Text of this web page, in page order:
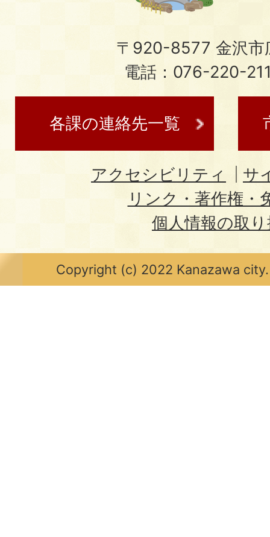
〒920-8577 金沢市
電話：076-220-
各課の連絡先一覧
アクセシビリティ
サ
リンク・著作権・
個人情報の取
Copyright (c) 2022 Kanazawa